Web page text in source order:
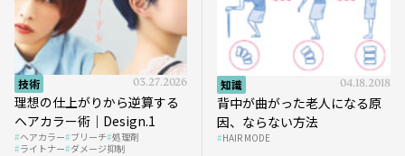
技術 03.27.2026
理想の仕上がりから逆算する
ヘアカラー術｜Design.1
ヘアカラー ブリーチ 処理剤
ライトナー ダメージ抑制
知識 04.18.2018
背中が曲がった老人になる原
因、ならない方法
HAIR MODE